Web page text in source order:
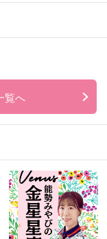
覧へ